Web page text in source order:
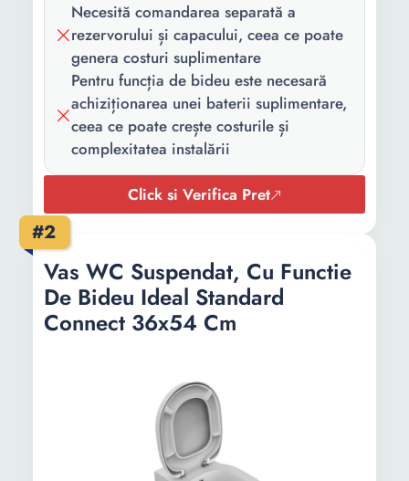
Necesită comandarea separată a
rezervorului și capacului, ceea ce poate
genera costuri suplimentare
Pentru funcția de bideu este necesară
achiziționarea unei baterii suplimentare,
ceea ce poate crește costurile și
complexitatea instalării
Click si Verifica Pret
#2
Vas WC Suspendat, Cu Functie
De Bideu Ideal Standard
Connect 36x54 Cm